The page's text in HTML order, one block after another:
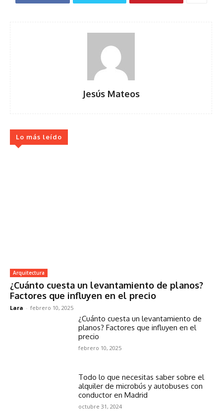
Jesús Mateos
Lo más leído
Arquitectura
¿Cuánto cuesta un levantamiento de planos?
Factores que influyen en el precio
Lara - febrero 10, 2025
¿Cuánto cuesta un levantamiento de
planos? Factores que influyen en el
precio
febrero 10, 2025
Todo lo que necesitas saber sobre el
alquiler de microbús y autobuses con
conductor en Madrid
octubre 31, 2024